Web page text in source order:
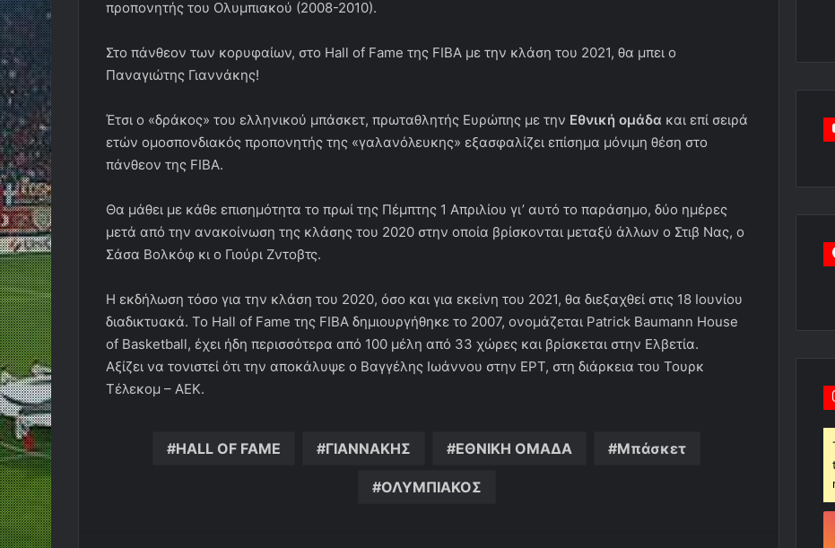
προπονητής του Ολυμπιακού (2008-2010).
Στο πάνθεον των κορυφαίων, στο Hall of Fame της FIBA με την κλάση του 2021, θα μπει ο
Παναγιώτης Γιαννάκης!
Έτσι ο «δράκος» του ελληνικού μπάσκετ, πρωταθλητής Ευρώπης με την Εθνική ομάδα και επί σειρά
ετών ομοσπονδιακός προπονητής της «γαλανόλευκης» εξασφαλίζει επίσημα μόνιμη θέση στο
πάνθεον της FIBA.
Θα μάθει με κάθε επισημότητα το πρωί της Πέμπτης 1 Απριλίου γι’ αυτό το παράσημο, δύο ημέρες
μετά από την ανακοίνωση της κλάσης του 2020 στην οποία βρίσκονται μεταξύ άλλων ο Στιβ Νας, ο
Σάσα Βολκόφ κι ο Γιούρι Ζντοβτς.
Η εκδήλωση τόσο για την κλάση του 2020, όσο και για εκείνη του 2021, θα διεξαχθεί στις 18 Ιουνίου
διαδικτυακά. Το Hall of Fame της FIBA δημιουργήθηκε το 2007, ονομάζεται Patrick Baumann House
of Basketball, έχει ήδη περισσότερα από 100 μέλη από 33 χώρες και βρίσκεται στην Ελβετία.
Αξίζει να τονιστεί ότι την αποκάλυψε ο Βαγγέλης Ιωάννου στην ΕΡΤ, στη διάρκεια του Τουρκ
Τέλεκομ – ΑΕΚ.
HALL OF FAME ΓΙΑΝΝΑΚΗΣ ΕΘΝΙΚΗ ΟΜΑΔΑ Μπάσκετ
ΟΛΥΜΠΙΑΚΟΣ